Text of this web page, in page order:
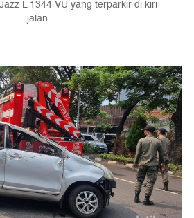
L 1344 VU yang terparkir di kiri
jalan.